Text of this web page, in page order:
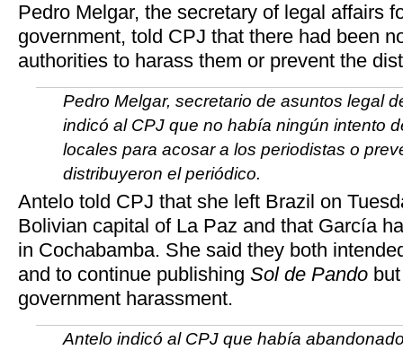
Pedro Melgar, the secretary of legal affairs
government, told CPJ that there had been
authorities to harass them or prevent the
Pedro Melgar, secretario de asuntos legal
indicó al CPJ que no había ningún intento
locales para acosar a los periodistas o
distribuyeron el periódico.
Antelo told CPJ that she left Brazil on
Bolivian capital of La Paz and that García
in Cochabamba. She said they both
and to continue publishing Sol de Pando
government harassment.
Antelo indicó al CPJ que había